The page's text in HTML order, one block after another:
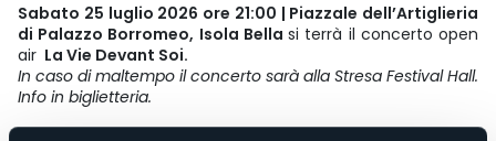
Sabato 25 luglio 2026 ore 21:00 | Piazzale dell’Artiglieria
di Palazzo Borromeo, Isola Bellasi terrà il concerto open
air La Vie Devant Soi.
In caso di maltempo il concerto sarà alla Stresa Festival Hall.
Info in biglietteria.
ARTISTI